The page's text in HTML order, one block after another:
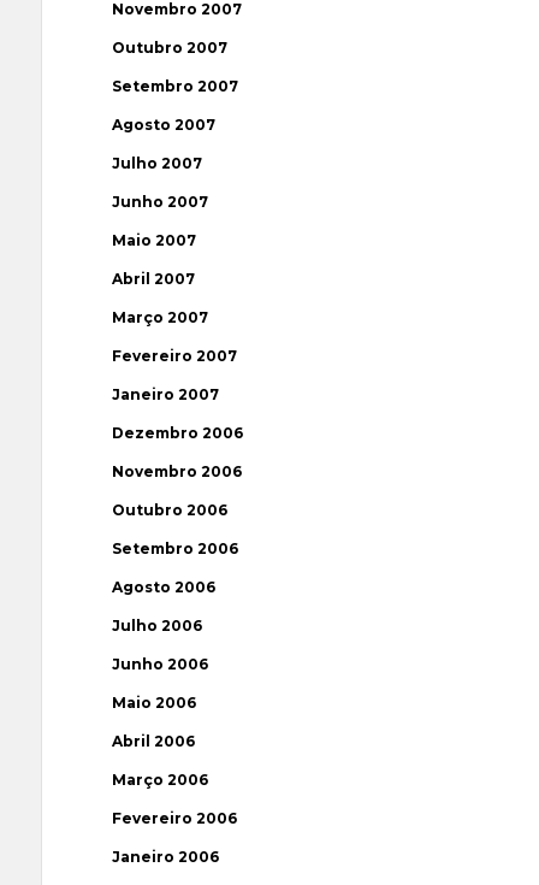
Novembro 2007
Outubro 2007
Setembro 2007
Agosto 2007
Julho 2007
Junho 2007
Maio 2007
Abril 2007
Março 2007
Fevereiro 2007
Janeiro 2007
Dezembro 2006
Novembro 2006
Outubro 2006
Setembro 2006
Agosto 2006
Julho 2006
Junho 2006
Maio 2006
Abril 2006
Março 2006
Fevereiro 2006
Janeiro 2006